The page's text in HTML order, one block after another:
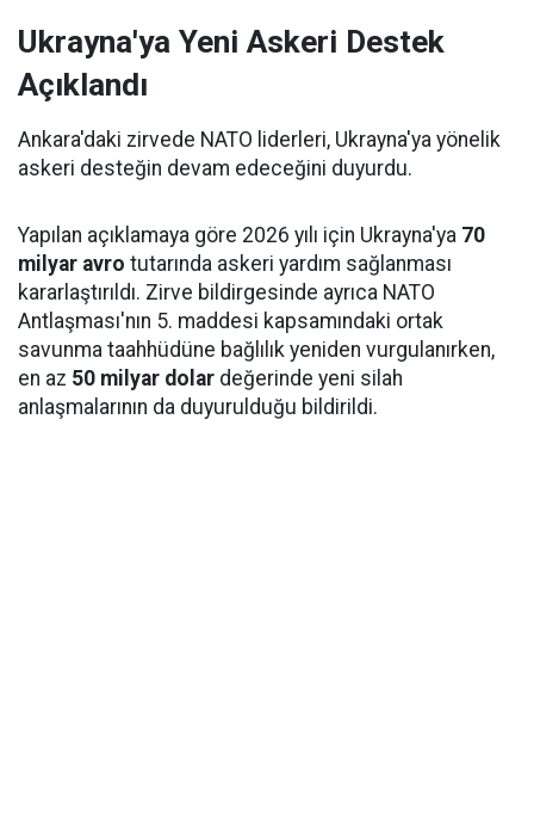
Ukrayna'ya Yeni Askeri Destek
Açıklandı
Ankara'daki zirvede NATO liderleri, Ukrayna'ya yönelik
askeri desteğin devam edeceğini duyurdu.
Yapılan açıklamaya göre 2026 yılı için Ukrayna'ya 70
milyar avro tutarında askeri yardım sağlanması
kararlaştırıldı. Zirve bildirgesinde ayrıca NATO
Antlaşması'nın 5. maddesi kapsamındaki ortak
savunma taahhüdüne bağlılık yeniden vurgulanırken,
en az 50 milyar dolar değerinde yeni silah
anlaşmalarının da duyurulduğu bildirildi.